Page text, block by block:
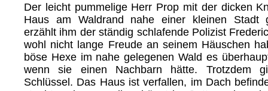
Der leicht pummelige Herr Prop mit der dicken
Haus am Waldrand nahe einer kleinen Stadt
erzählt ihm der ständig schlafende Polizist
wohl nicht lange Freude an seinem Häuschen
böse Hexe im nahe gelegenen Wald es
wenn sie einen Nachbarn hätte. Trotzdem
Schlüssel. Das Haus ist verfallen, im Dach